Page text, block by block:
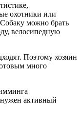
охотники или
можно брать
велосипедную
Поэтому хозяин
много
активный